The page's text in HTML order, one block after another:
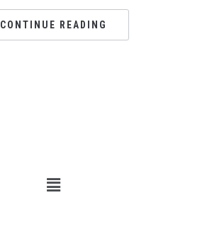
CONTINUE READING